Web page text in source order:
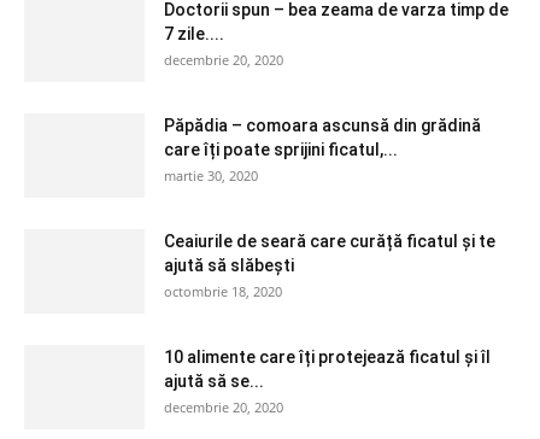
Doctorii spun – bea zeama de varza timp de
7 zile....
decembrie 20, 2020
Păpădia – comoara ascunsă din grădină
care îți poate sprijini ficatul,...
martie 30, 2020
Ceaiurile de seară care curăță ficatul și te
ajută să slăbești
octombrie 18, 2020
10 alimente care îți protejează ficatul și îl
ajută să se...
decembrie 20, 2020